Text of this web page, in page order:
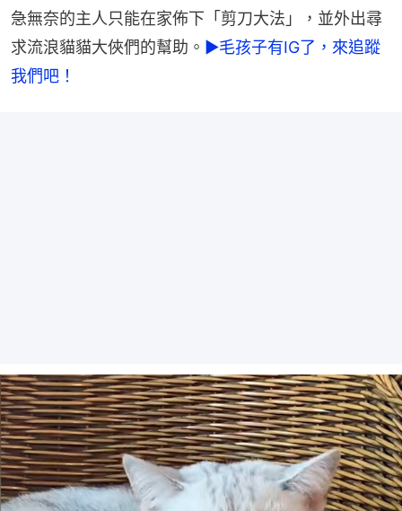
急無奈的主人只能在家佈下「剪刀大法」，並外出尋
求流浪貓貓大俠們的幫助。 ►毛孩子有IG了，來追蹤
我們吧！